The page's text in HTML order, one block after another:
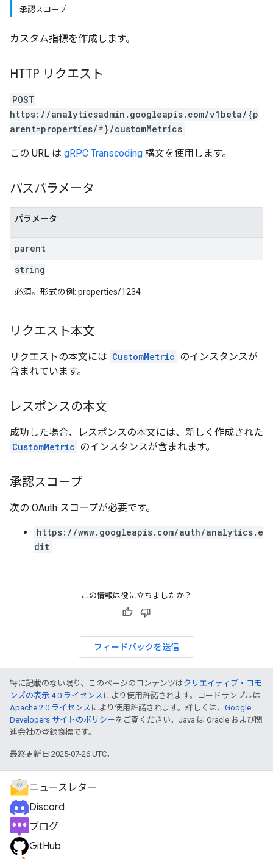
承認スコープ
カスタム指標を作成します。
HTTP リクエスト
POST
https://analyticsadmin.googleapis.com/v1beta/{p
arent=properties/*}/customMetrics
この URL は gRPC Transcoding 構文を使用します。
パスパラメータ
パラメータ
parent
string
必須。形式の例: properties/1234
リクエスト本文
リクエストの本文には CustomMetric のインスタンスが
含まれています。
レスポンスの本文
成功した場合、レスポンスの本文には、新しく作成された
CustomMetric のインスタンスが含まれます。
承認スコープ
次の OAuth スコープが必要です。
https://www.googleapis.com/auth/analytics.e
dit
この情報は役に立ちましたか？
フィードバックを送信
特に記載のない限り、このページのコンテンツはクリエイティブ・コモ
ンズの表示 4.0 ライセンス により使用許諾されます。コードサンプルは
Apache 2.0 ライセンス により使用許諾されます。詳しくは、 Google
Developers サイトのポリシー をご覧ください。Java は Oracle および関
連会社の登録商標です。
最終更新日 2025-07-26 UTC。
ニュースレター
Discord
ブログ
GitHub